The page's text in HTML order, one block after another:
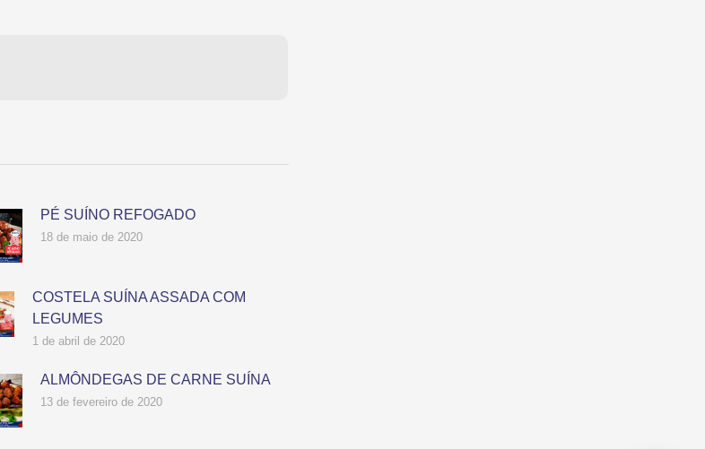
PÉ SUÍNO REFOGADO
18 de maio de 2020
COSTELA SUÍNA ASSADA COM
LEGUMES
1 de abril de 2020
ALMÔNDEGAS DE CARNE SUÍNA
13 de fevereiro de 2020